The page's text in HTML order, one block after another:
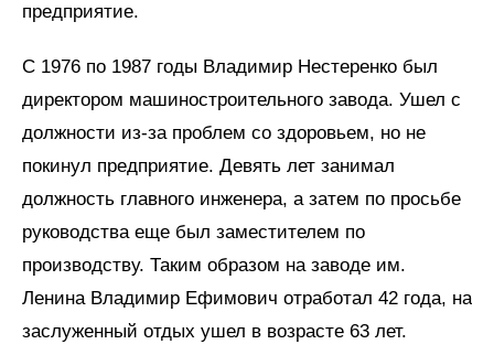
предприятие.
С 1976 по 1987 годы Владимир Нестеренко был
директором машиностроительного завода. Ушел с
должности из-за проблем со здоровьем, но не
покинул предприятие. Девять лет занимал
должность главного инженера, а затем по просьбе
руководства еще был заместителем по
производству. Таким образом на заводе им.
Ленина Владимир Ефимович отработал 42 года, на
заслуженный отдых ушел в возрасте 63 лет.